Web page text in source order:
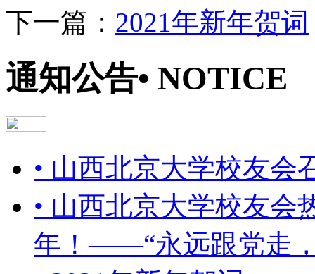
下一篇： 2021年新年贺词
通知公告• NOTICE
• 山西北京大学校友会
• 山西北京大学校友会
年！——“永远跟党走